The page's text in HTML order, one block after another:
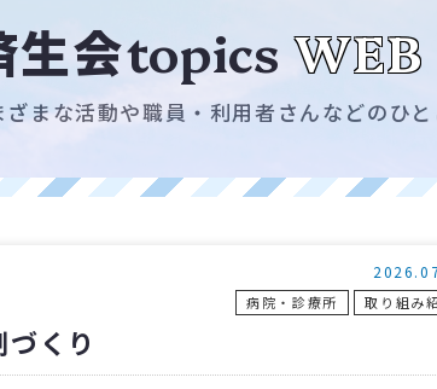
生会topics WEB
まな活動や職員・利用者さんなどのひと
病院・診療所 取り組み
くり